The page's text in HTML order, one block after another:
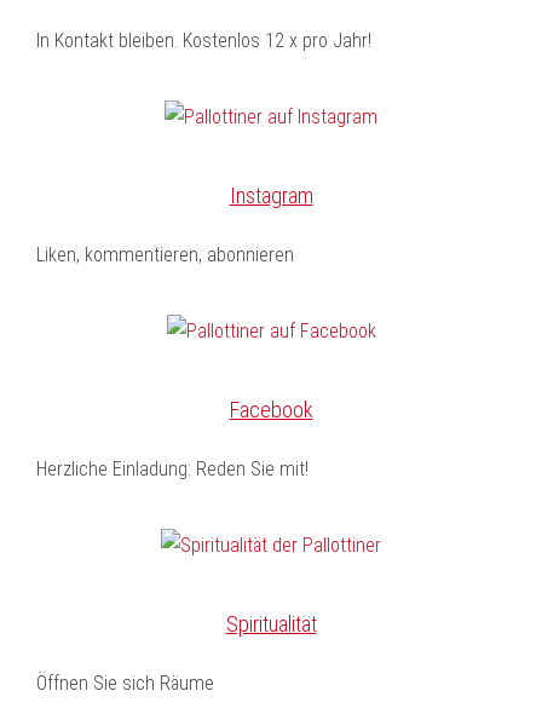
In Kontakt bleiben. Kostenlos 12 x pro Jahr!
Instagram
Liken, kommentieren, abonnieren
Facebook
Herzliche Einladung: Reden Sie mit!
Spiritualität
Öffnen Sie sich Räume